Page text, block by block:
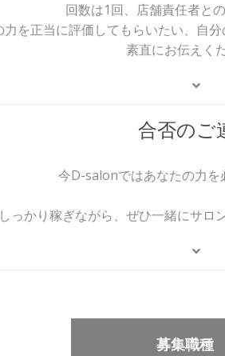
回数は1回、店舗責任者と
を正当に評価してもらいたい、自
素直にお伝えく
合否のご
今D-salonではあなたの力を
しっかり稼ぎながら、ぜひ一緒にサロ
募集職種